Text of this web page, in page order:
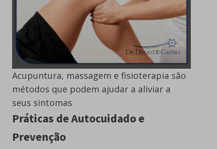
Acupuntura, massagem e fisioterapia são
métodos que podem ajudar a aliviar a
seus sintomas
Práticas de Autocuidado e
Prevenção